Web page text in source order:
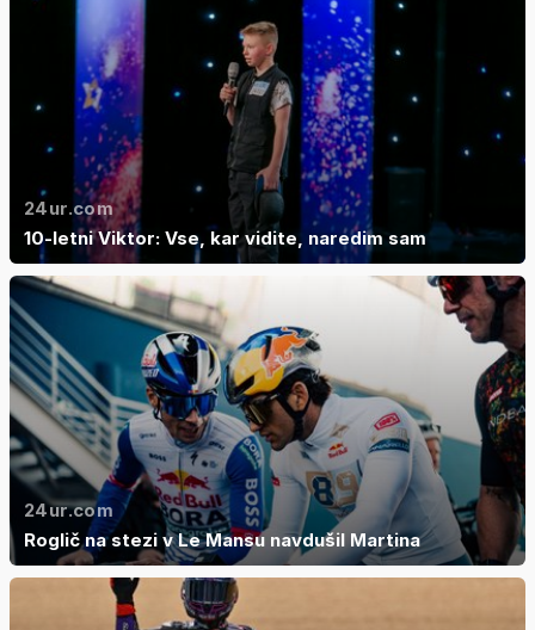
24ur.com
10-letni Viktor: Vse, kar vidite, naredim sam
24ur.com
Roglič na stezi v Le Mansu navdušil Martina